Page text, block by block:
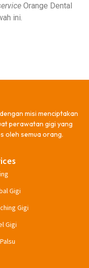
Orange Dental
ini.
misi menciptakan
perawatan gigi yang
oleh semua orang.
Gigi
Gigi
Gigi